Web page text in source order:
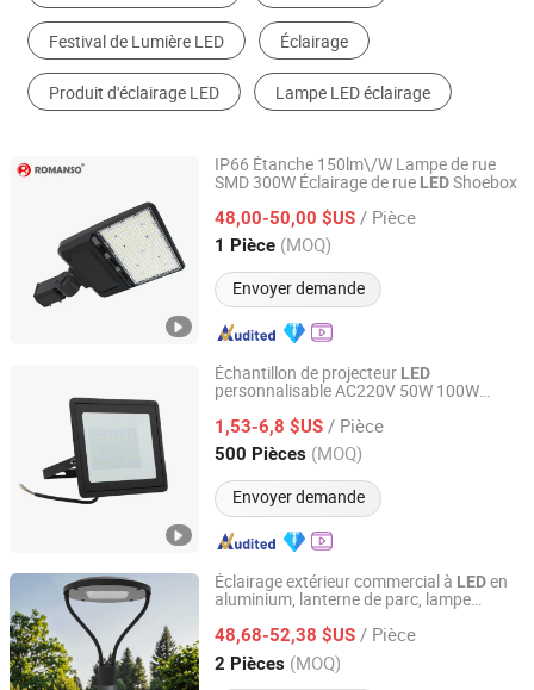
Projecteur LED Écran LED extérieur
Éclairage Public LED Module LED
IP66 Étanche 150lm\/W Lampe de rue
SMD 300W Éclairage de rue LEDShoebox
48,00-50,00 $US / Pièce
1 Pièce (MOQ)
Envoyer demande
Shenzhen Romanso Electronic Co., Ltd.
Guangdong, China Depuis 2021
Échantillon de projecteur LED
personnalisable AC220V 50W 100W
Éclairage extérieurétanche
LEDprojecteur mural
1,53-6,8 $US / Pièce
500 Pièces (MOQ)
Envoyer demande
Ningbo Sunle Lighting Electric Co., Ltd.
Zhejiang, China Depuis 2014
Éclairage extérieur commercial à LEDen
aluminium, lanterne de parc, lampe
IP66 lumière de parking àLED
48,68-52,38 $US / Pièce
2 Pièces (MOQ)
Ningbo Sunle Lighting Electric Co., Ltd.
Zhejiang, China Depuis 2014